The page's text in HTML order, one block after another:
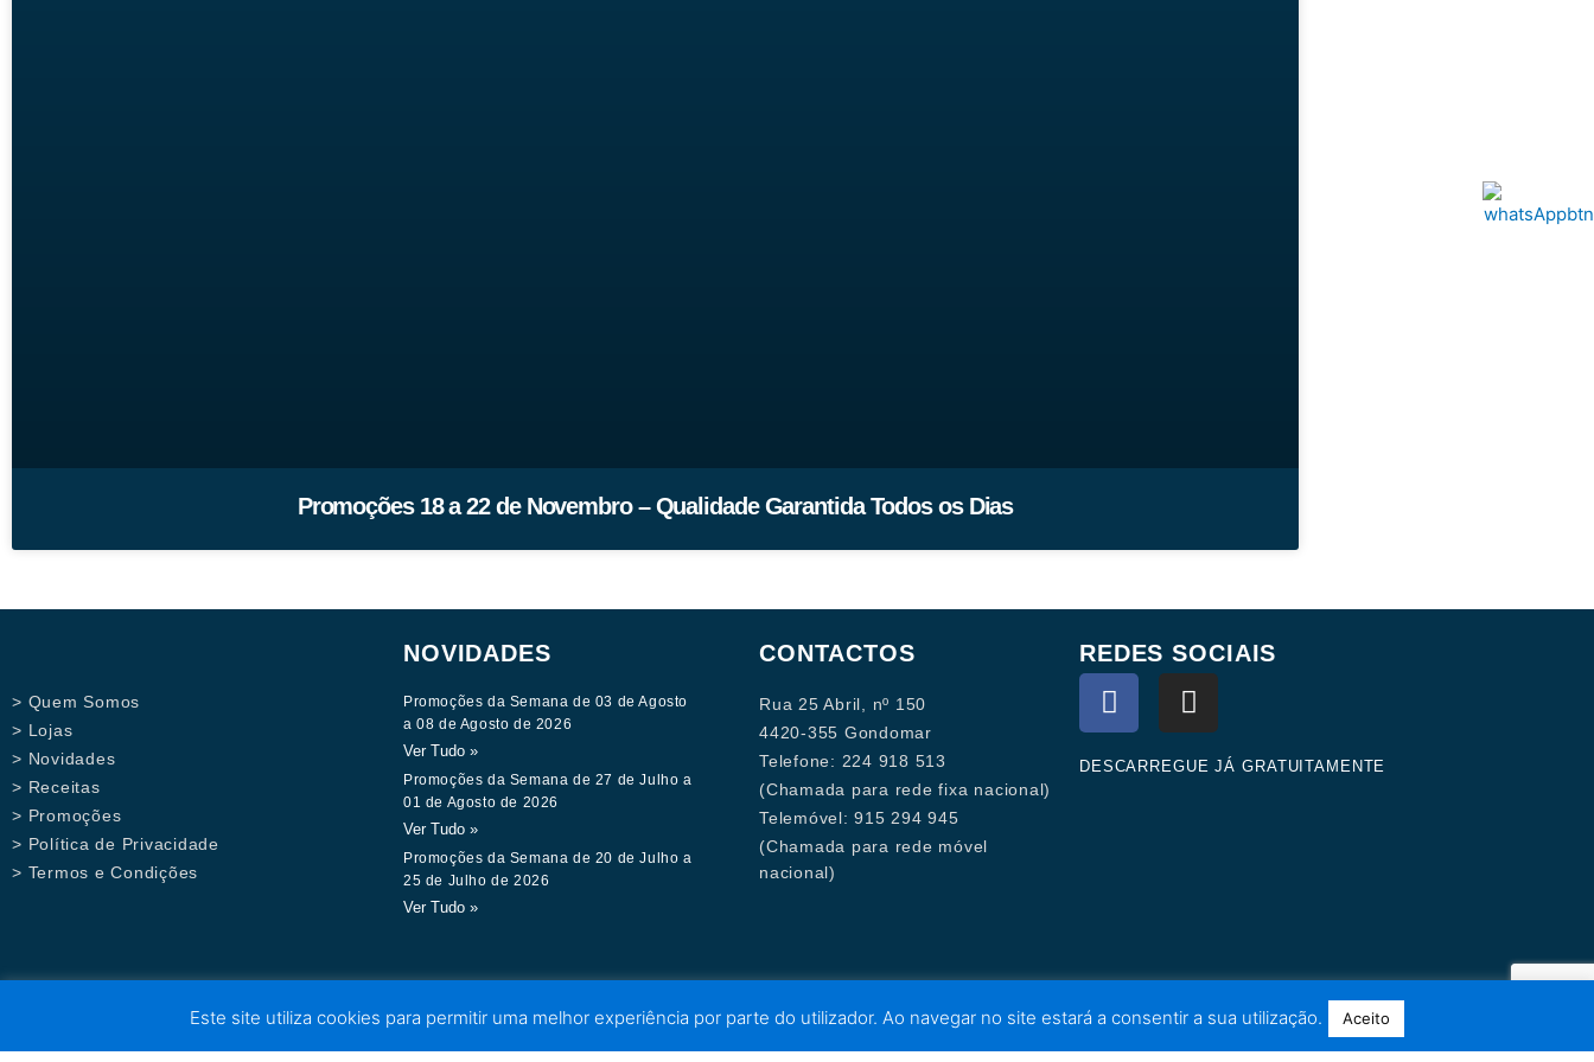
Promoções 18 a 22 de Novembro – Qualidade Garantida Todos os Dias
> Quem Somos
> Lojas
> Novidades
> Receitas
> Promoções
> Política de Privacidade
> Termos e Condições
NOVIDADES
Promoções da Semana de 03 de Agosto
a 08 de Agosto de 2026
Ver Tudo »
Promoções da Semana de 27 de Julho a
01 de Agosto de 2026
Ver Tudo »
Promoções da Semana de 20 de Julho a
25 de Julho de 2026
Ver Tudo »
CONTACTOS
Rua 25 Abril, nº 150
4420-355 Gondomar
Telefone: 224 918 513
(Chamada para rede fixa nacional)
Telemóvel: 915 294 945
(Chamada para rede móvel
nacional)
REDES SOCIAIS
F
a
c
e
I
n
s
t
DESCARREGUE JÁ GRATUITAMENTE
Este site utiliza cookies para permitir uma melhor experiência por parte do utilizador. Ao navegar no site estará a consentir a sua utilização. Aceito